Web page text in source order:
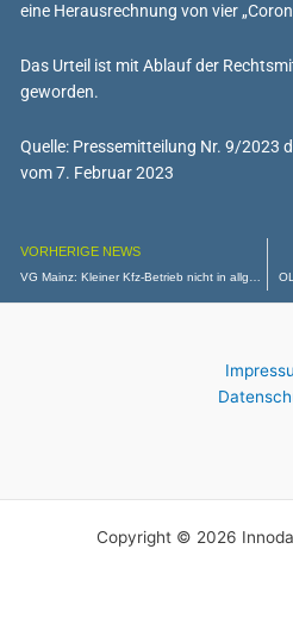
eine Herausrechnung von vier
Das Urteil ist mit Ablauf der
geworden.
Quelle: Pressemitteilung Nr. 9/2023
vom 7. Februar 2023
VORHERIGE NEWS
Copyright © 2026